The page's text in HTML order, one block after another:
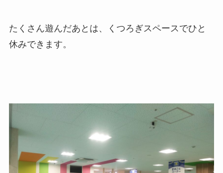
たくさん遊んだあとは、くつろぎスペースでひと
休みできます。